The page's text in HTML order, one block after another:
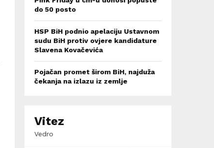
do 50 posto
HSP BiH podnio apelaciju Ustavnom
sudu BiH protiv ovjere kandidature
Slavena Kovačevića
Pojačan promet širom BiH, najduža
čekanja na izlazu iz zemlje
Vitez
Vedro